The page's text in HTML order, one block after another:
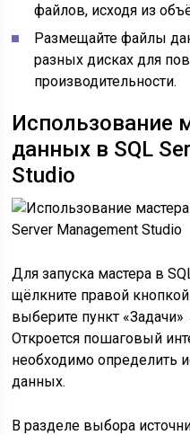
файлов, исходя из
Размещайте файлы
разных дисках для
производительности.
Использование
данных в SQL
Studio
Для запуска мастера в
щёлкните правой
выберите пункт
Откроется пошаговый
необходимо определить
данных.
В разделе выбора